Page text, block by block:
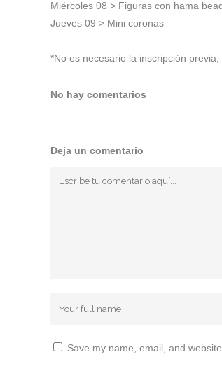
Miércoles 08 > Figuras con hama
Jueves 09 > Mini coronas⁠
*No es necesario la inscripción
No hay comentarios
Deja un comentario
Save my name, email, and